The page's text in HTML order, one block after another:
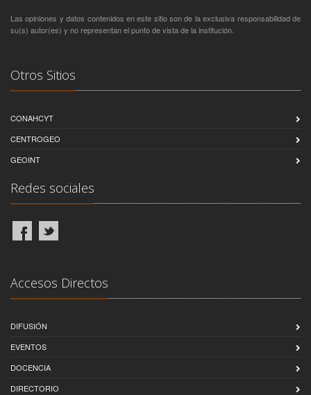
Las opiniones y datos contenidos en este sitio son de la exclusiva responsabilidad de
su(s) autor(es) y no representan el punto de vista de la institución.
Otros Sitios
CONAHCYT
CENTROGEO
GEOINT
Redes sociales
Accesos Directos
DIFUSIÓN
EVENTOS
DOCENCIA
DIRECTORIO